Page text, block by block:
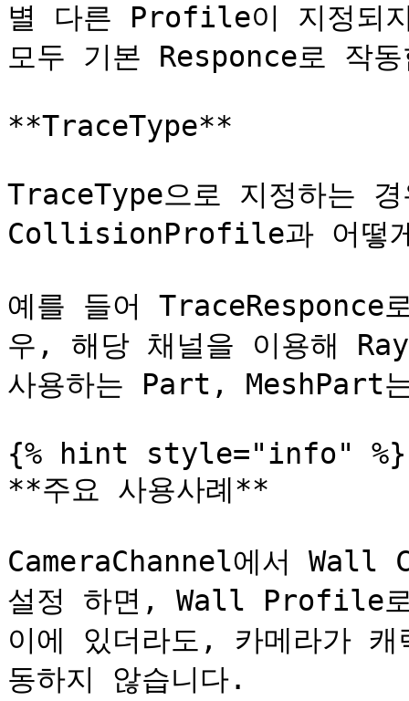
별 다른 Profile이 지정되
모두 기본 Responce로 작
**TraceType**
TraceType으로 지정하는
CollisionProfile과 어떻게
예를 들어 TraceResponce
우, 해당 채널을 이용해
사용하는 Part, MeshPart
{% hint style="info" %}
**주요 사용사례**
CameraChannel에서
설정 하면, Wall Profile로
이에 있더라도, 카메라가
동하지 않습니다.